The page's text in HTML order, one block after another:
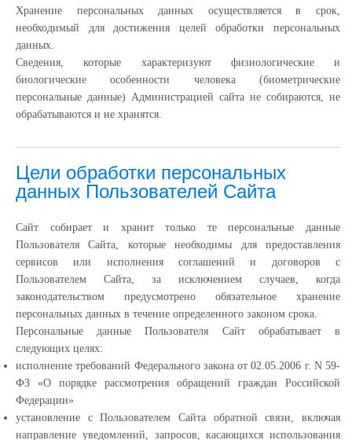
Хранение персональных данных осуществляется в срок,
необходимый для достижения целей обработки персональных
данных.
Сведения, которые характеризуют физиологические и
биологические особенности человека (биометрические
персональные данные) Администрацией сайта не собираются, не
обрабатываются и не хранятся.
Цели обработки персональных
данных Пользователей Сайта
Сайт собирает и хранит только те персональные данные
Пользователя Сайта, которые необходимы для предоставления
сервисов или исполнения соглашений и договоров с
Пользователем Сайта, за исключением случаев, когда
законодательством предусмотрено обязательное хранение
персональных данных в течение определенного законом срока.
Персональные данные Пользователя Сайт обрабатывает в
следующих целях:
исполнение требований Федерального закона от 02.05.2006 г. N 59-
ФЗ «О порядке рассмотрения обращений граждан Российской
Федерации»
установление с Пользователем Сайта обратной связи, включая
направление уведомлений, запросов, касающихся использования